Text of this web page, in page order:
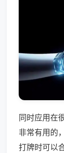
同时应用在
非常有用的
打牌时可以